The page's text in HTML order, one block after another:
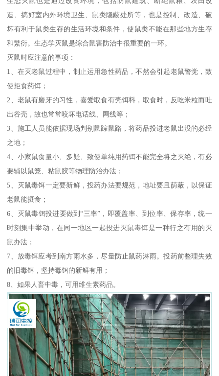
造、搞好室内外环境卫生、鼠类隐蔽处所等，也是控制、改造、破
坏有利于鼠类生存的生活环境和条件，使鼠类不能在那些地方生存
和繁衍。生态学灭鼠是综合鼠害防治中很重要的一环。
灭鼠时应注意的事项：
1、在灭老鼠过程中，制止运用急性药品，不然会引起老鼠警觉，致
使拒食药饵；
2、老鼠有磨牙的习性，喜爱取食有壳饵料，取食时，反吃米粒而吐
出谷壳，故也常常咬坏电话线、网线等；
3、施工人员能依据现场判别鼠踪鼠路，将药品投进老鼠出没的必经
之地；
4、小家鼠食量小、多疑、致使单纯用药饵不能完全将之灭绝，有必
要辅以鼠笼、粘鼠胶等物理防治办法；
5、灭鼠毒饵一定要新鲜，投药办法要规范，地址要且荫蔽，以保证
老鼠能摄食；
6、灭鼠毒饵投进要做到“三率”，即覆盖率、到位率、保存率，统一
时刻集中举动，在同一地区一起投进灭鼠毒饵是一种行之有用的灭
鼠办法；
7、放毒饵应考到南方雨水多，尽量防止鼠药淋雨。投药前整理失效
的旧毒饵，坚持毒饵的新鲜有用；
8、如果人畜中毒，可用维生素药品。